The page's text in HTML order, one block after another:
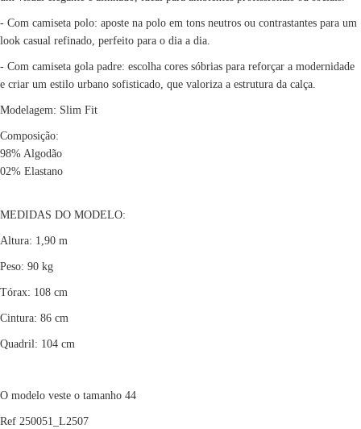
- Com camiseta polo: aposte na polo em tons neutros ou contrastantes para um
look casual refinado, perfeito para o dia a dia.
- Com camiseta gola padre: escolha cores sóbrias para reforçar a modernidade
e criar um estilo urbano sofisticado, que valoriza a estrutura da calça.
Modelagem: Slim Fit
Composição:
98% Algodão
02% Elastano
MEDIDAS DO MODELO:
Altura: 1,90 m
Peso: 90 kg
Tórax: 108 cm
Cintura: 86 cm
Quadril: 104 cm
O modelo veste o tamanho 44
Ref 250051_L2507